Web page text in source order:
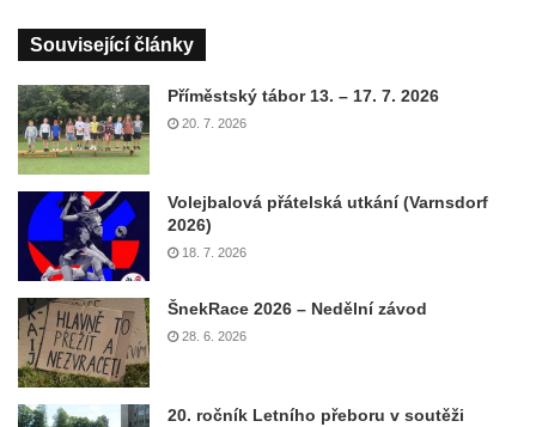
Související články
Příměstský tábor 13. – 17. 7. 2026
20. 7. 2026
Volejbalová přátelská utkání (Varnsdorf
2026)
18. 7. 2026
ŠnekRace 2026 – Nedělní závod
28. 6. 2026
20. ročník Letního přeboru v soutěži